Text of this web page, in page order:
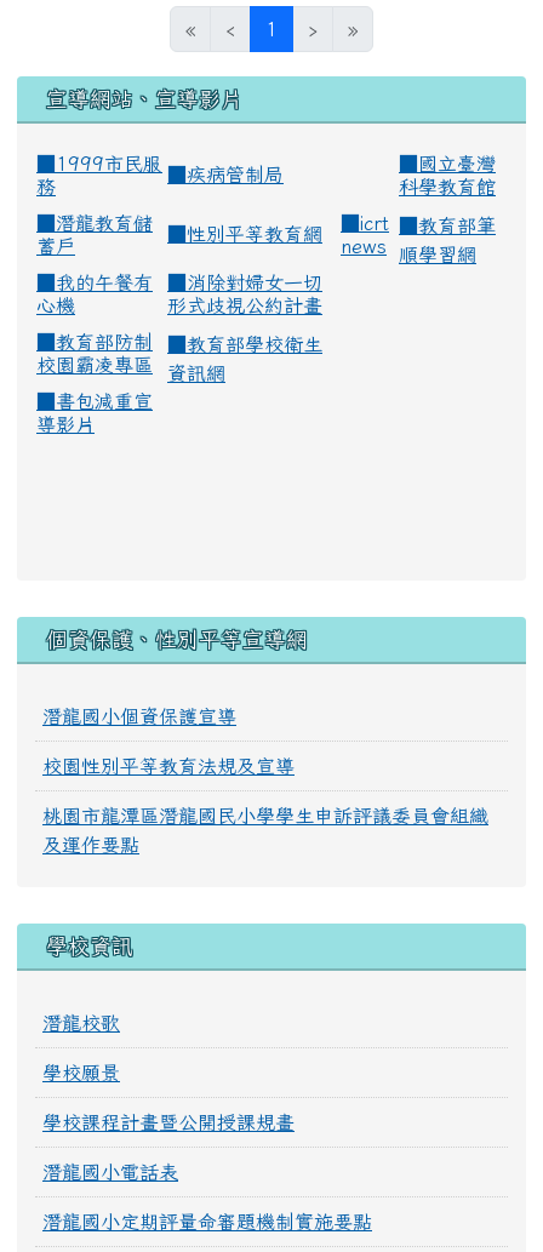
« ‹ 1 (current)
› »
宣導網站、宣導影片
■1999市民服
務
疾病管制局
國立臺灣
科學教育館
潛龍教育儲
蓄戶
性別平等教育網
icrt
news
教育部筆
順學習網
我的午餐有
心機
消除對婦女一切
形式歧視公約計畫
教育部防制
校園霸凌專區
教育部學校衛生
資訊網
書包減重宣
導影片
個資保護、性別平等宣導網
潛龍國小個資保護宣導
校園性別平等教育法規及宣導
桃園市龍潭區潛龍國民小學學生申訴評議委員會組織
及運作要點
學校資訊
潛龍校歌
學校願景
學校課程計畫暨公開授課規畫
潛龍國小電話表
潛龍國小定期評量命審題機制實施要點